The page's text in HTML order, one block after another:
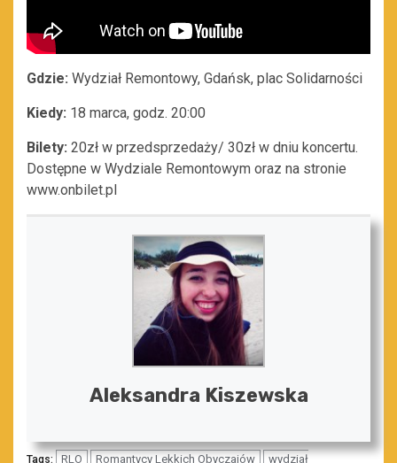
Gdzie: Wydział Remontowy, Gdańsk, plac Solidarności
Kiedy: 18 marca, godz. 20:00
Bilety: 20zł w przedsprzedaży/ 30zł w dniu koncertu.
Dostępne w Wydziale Remontowym oraz na stronie
www.onbilet.pl
Aleksandra Kiszewska
Tags: RLO Romantycy Lekkich Obyczajów
wydział